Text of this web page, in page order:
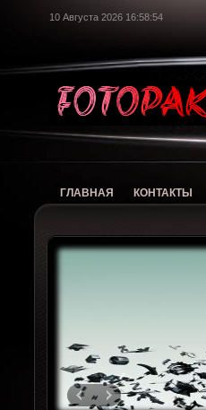
10 Августа 2026 16:58:55
ГЛАВНАЯ КОНТАКТЫ